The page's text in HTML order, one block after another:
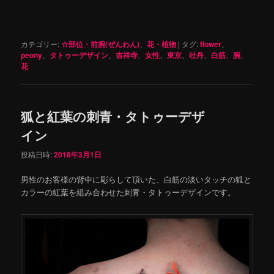
カテゴリー:☆部位・前腕(ぜんわん) 、花・植物 | タグ:flower
peony タトゥーデザイン 、吉祥寺 、女性 、東京 、牡丹 白筋 腕
花
狐と紅葉の刺青・タトゥーデザ
イン
投稿日時:2018年3月1日
男性のお客様の背中に彫らして頂いた、白筋の淡いタッチの狐と
カラーの紅葉を組み合わせた刺青・タトゥーデザインです。